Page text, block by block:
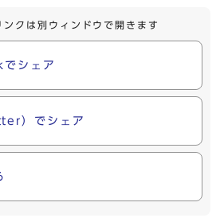
クは別ウィンドウで開きます
シェア
）でシェア